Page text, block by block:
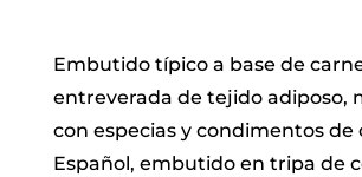
Embutido típico a base de
entreverada de tejido adiposo,
con especias y condimentos de
Español, embutido en tripa de